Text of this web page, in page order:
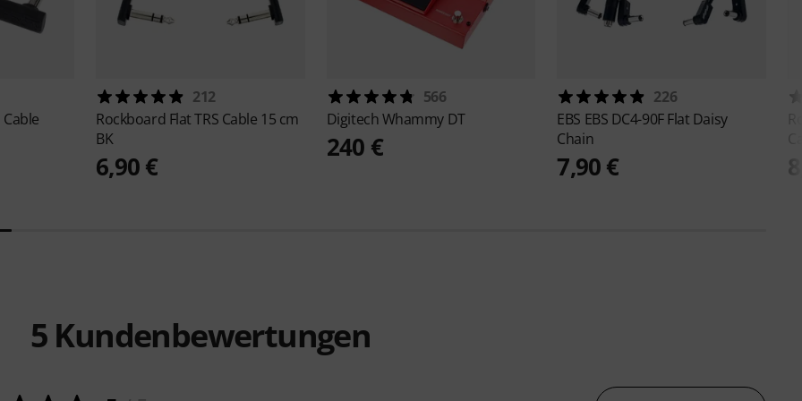
212
Rockboard Flat TRS Cable 15 cm
BK
6,90 €
566
DigitechWhammy DT
240 €
226
EBS EBS DC4-90F Flat Daisy
Chain
7,90 €
5 Kundenbewertungen